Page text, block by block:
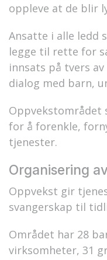
oppleve at de blir
Ansatte i alle ledd
legge til rette for
innsats på tvers
dialog med barn,
Oppvekstområdet
for å forenkle,
tjenester.
Organisering
Oppvekst gir
svangerskap til
Området har 28
virksomheter, 31